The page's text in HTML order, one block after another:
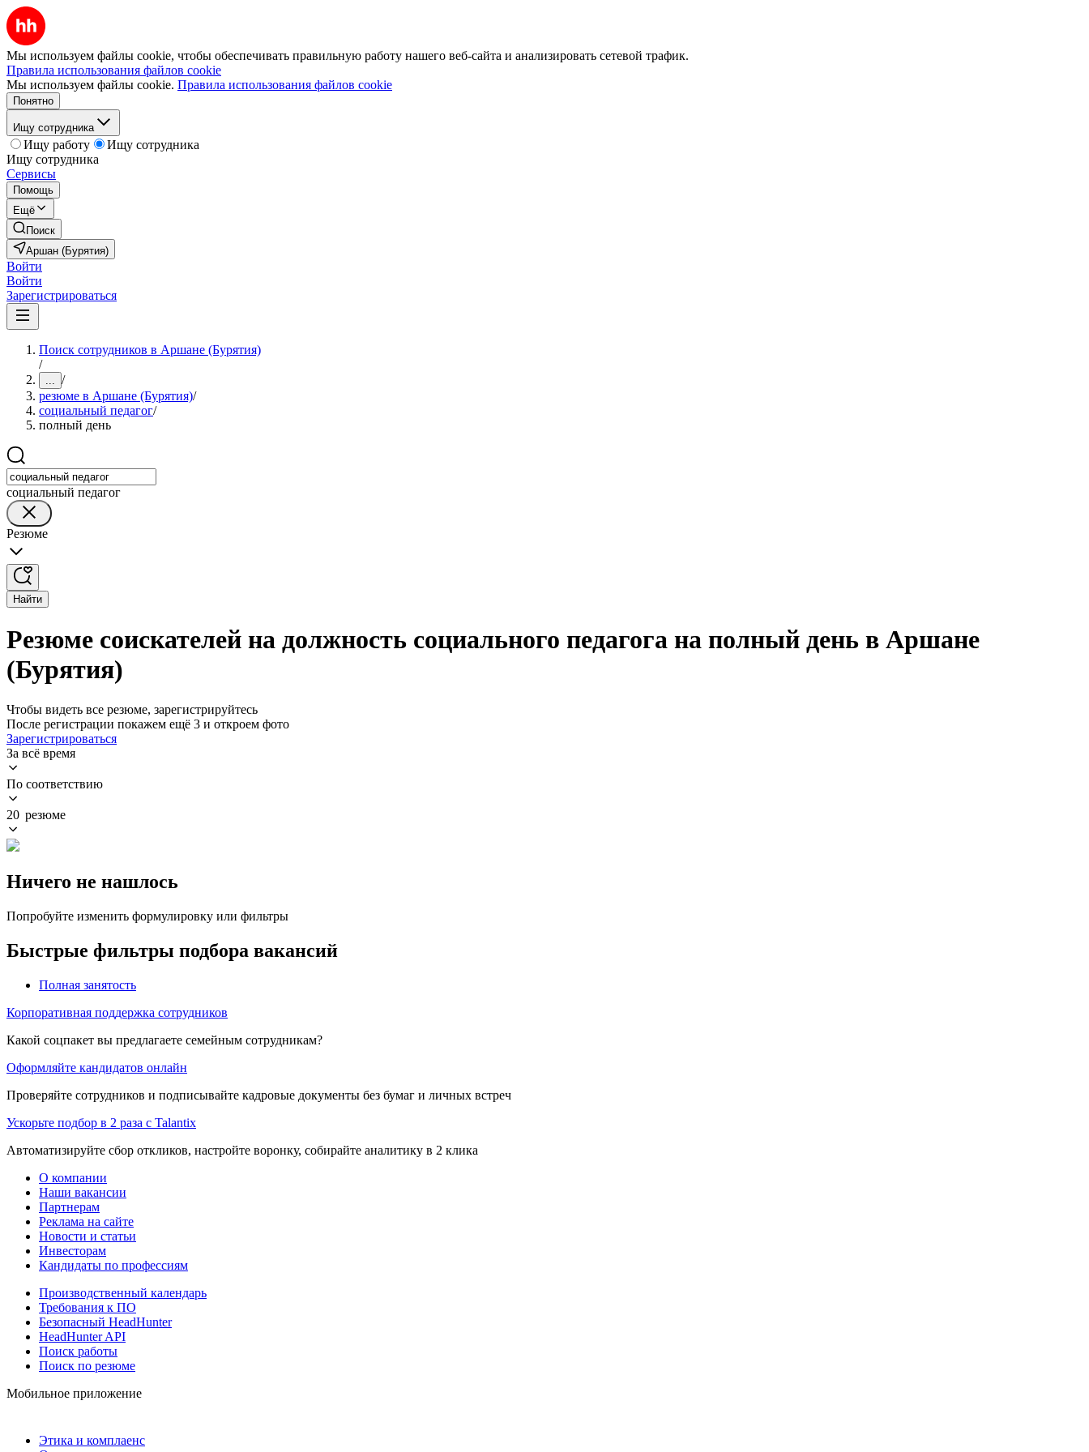
Мы используем файлы cookie, чтобы обеспечивать правильную работу нашего веб-сайта и анализировать сетевой трафик.
Правила использования файлов cookie
Мы используем файлы cookie. Правила использования файлов cookie
Понятно
Ищу сотрудника
Ищу работу
Ищу сотрудника
Ищу сотрудника
Сервисы
Помощь
Ещё
Поиск
Аршан (Бурятия)
Войти
Войти
Зарегистрироваться
Поиск сотрудников в Аршане (Бурятия)
/
... /
резюме в Аршане (Бурятия)/
социальный педагог/
полный день
социальный педагог
Резюме
Найти
Резюме соискателей на должность социального педагога на полный день в Аршане
(Бурятия)
Чтобы видеть все резюме, зарегистрируйтесь
После регистрации покажем ещё 3 и откроем фото
Зарегистрироваться
За всё время
По соответствию
20 резюме
Ничего не нашлось
Попробуйте изменить формулировку или фильтры
Быстрые фильтры подбора вакансий
Полная занятость
Корпоративная поддержка сотрудников
Какой соцпакет вы предлагаете семейным сотрудникам?
Оформляйте кандидатов онлайн
Проверяйте сотрудников и подписывайте кадровые документы без бумаг и личных встреч
Ускорьте подбор в 2 раза с Talantix
Автоматизируйте сбор откликов, настройте воронку, собирайте аналитику в 2 клика
О компании
Наши вакансии
Партнерам
Реклама на сайте
Новости и статьи
Инвесторам
Кандидаты по профессиям
Производственный календарь
Требования к ПО
Безопасный HeadHunter
HeadHunter API
Поиск работы
Поиск по резюме
Мобильное приложение
Этика и комплаенс